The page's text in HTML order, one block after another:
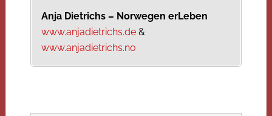
Anja Dietrichs – Norwegen erLeben
www.anjadietrichs.de&
www.anjadietrichs.no